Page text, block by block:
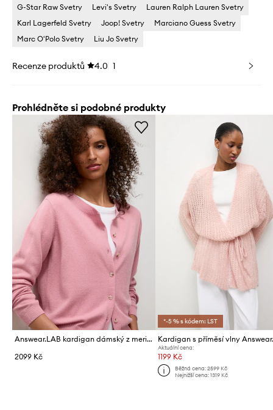
G-Star Raw Svetry Levi's Svetry
Lauren Ralph Lauren Svetry
Karl Lagerfeld Svetry
Joop! Svetry
Marciano Guess Svetry
Marc O'Polo Svetry
Liu Jo Svetry
Recenze produktů 4.0 1
Prohlédněte si podobné produkty
Answear.LAB kardigan dámský z merino vlny
2099 Kč
*-5 % s kódem: LST
Kardigan s příměsí vlny
Aktuální cena:
1199 Kč
Běžná cena: 2599 Kč
Nejnižší cena: 1319 Kč